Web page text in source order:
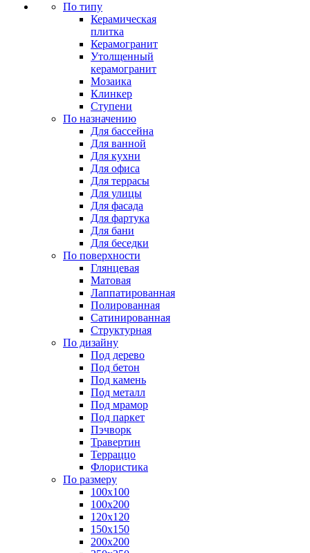
По типу
Керамическая
плитка
Керамогранит
Утолщенный
керамогранит
Мозаика
Клинкер
Ступени
По назначению
Для бассейна
Для ванной
Для кухни
Для офиса
Для террасы
Для улицы
Для фасада
Для фартука
Для бани
Для беседки
По поверхности
Глянцевая
Матовая
Лаппатированная
Полированная
Сатинированная
Структурная
По дизайну
Под дерево
Под бетон
Под камень
Под металл
Под мрамор
Под паркет
Пэчворк
Травертин
Терраццо
Флористика
По размеру
100х100
100х200
120х120
150х150
200х200